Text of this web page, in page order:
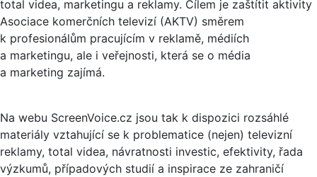
total videa, marketingu a reklamy. Cílem je zaštítit aktivity
Asociace komerčních televizí (AKTV) směrem
k profesionálům pracujícím v reklamě, médiích
a marketingu, ale i veřejnosti, která se o média
a marketing zajímá.
Na webu ScreenVoice.cz jsou tak k dispozici rozsáhlé
materiály vztahující se k problematice (nejen) televizní
reklamy, total videa, návratnosti investic, efektivity, řada
výzkumů, případových studií a inspirace ze zahraničí